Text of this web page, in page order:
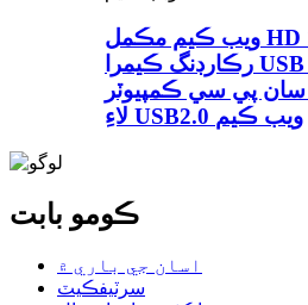
ويب ڪيم مڪمل HD 1080P وڊيو چيٽ
رڪارڊنگ ڪيمرا USB HD مائڪ سان
سان پي سي ڪمپيوٽر
لاءِ USB2.0 ويب ڪيم
ڪومو بابت
اسان جي باري ۾
سرٽيفڪيٽ